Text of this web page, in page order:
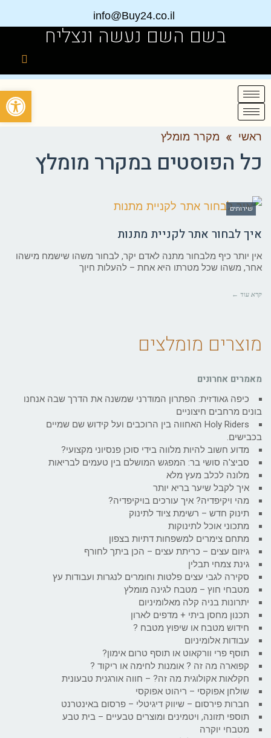
info@Buy24.co.il
בשם השם נעשה ונצליח
ראשי » מקרר מומלץ
כל הפוסטים במקרר מומלץ
שירותים
איך לבחור אתר לקניית מתנות
אין יותר כיף מלבחור מתנה לאדם יקר, לבחור משהו שישמח מישהו
אחר, משהו שכל מטרתו היא אחת – להעלות חיוך
קרא עוד ←
מוצרים מומלצים
מאמרים אחרונים
כיפה גאודזית: הפתרון המודרני שמשנה את הדרך שבה אנחנו
בונים מרחבים חיצוניים
Holy Riders האחווה בין הרוכבים ועל קידוש שם שמיים
בכבישים.
מדוע חשוב להיות מלווה בידי סוכן פנסיוני מקצועי?
סביצ'ה סושי בר: המפגש המושלם בין טעמים לבריאות
מלונה לכלב מעץ מלא
איך לקבל שיער בריא יותר
מהי ויקיפדיה? איך עורכים בויקיפדיה?
תינוק חדש – רשימת ציוד לתינוק
מתכוני אוכל לתינוקות
מתחם צימרים למשפחות דתיות בצפון
גיזום עצים – כריתת עצים – הכן ביתך לחורף
גינת צמחי תבלין
סקירה לגבי עצים פלטות וחומרים לנגרות ועבודות עץ
מטבחי חוץ – מטבח לגינה מומלץ
יתרונות בניה קלה מאלומיניום
תכנון מחסן ביתי + מדפים לארון
חידוש מטבח או שיפוץ מטבח ?
עבודות אלומיניום
תוסף פרי וורקאוט או תוסף טרום אימון?
קפוארה מה זה ? אומנות לחימה או ריקוד ?
חקלאות אקולוגית מה זה? – חווה אורגנית טבעונית
שולחן אפוקסי – ריהוט אפוקסי
חברות פירסום – שיווק דיגיטלי – פרסום באינטרנט
תוספי תזונה, ויטמינים ומוצרים טבעיים – בית טבע
מטבחי יוקרה